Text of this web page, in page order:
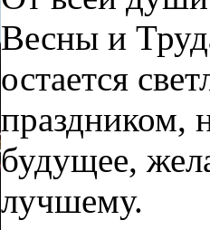
Весны и
остается
праздником,
будущее,
лучшему.